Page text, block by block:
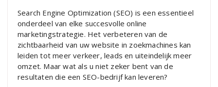
Search Engine Optimization (SEO) is een essentieel
onderdeel van elke succesvolle online
marketingstrategie. Het verbeteren van de
zichtbaarheid van uw website in zoekmachines kan
leiden tot meer verkeer, leads en uiteindelijk meer
omzet. Maar wat als u niet zeker bent van de
resultaten die een SEO-bedrijf kan leveren?